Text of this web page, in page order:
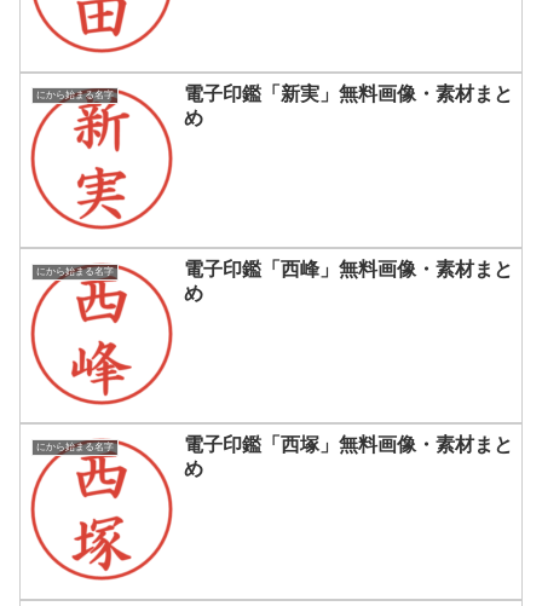
にから始まる名字
電子印鑑「新実」無料画像・素材まと
め
にから始まる名字
電子印鑑「西峰」無料画像・素材まと
め
にから始まる名字
電子印鑑「西塚」無料画像・素材まと
め